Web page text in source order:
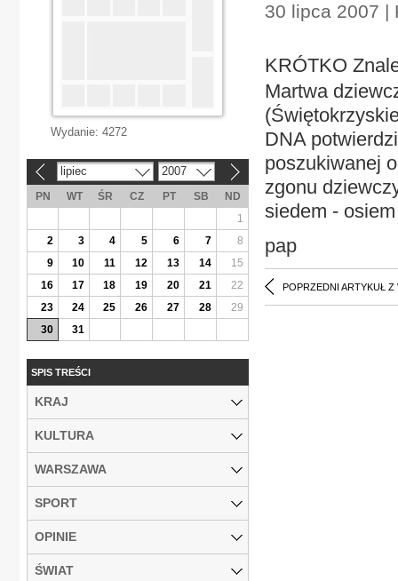
30 lipca 2007 |
KRÓTKO
Martwa
DNA
poszukiwanej
zgonu
siedem -
pap
POPRZEDNI ARTYKUŁ Z
Wydanie: 4272
lipiec 2007
PN WT ŚR CZ PT SB
ND
1
2
3 4 5 6 7
8
9
10 11 12 13 14
15
16
17 18 19 20 21
22
23
24 25 26 27 28
29
30
31
SPIS TREŚCI
KRAJ
KULTURA
WARSZAWA
SPORT
OPINIE
ŚWIAT